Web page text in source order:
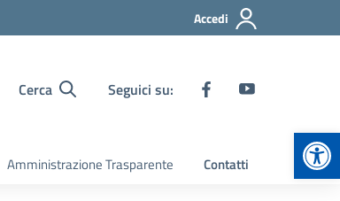
Accedi
Cerca Seguici su:
Amministrazione Trasparente Contatti